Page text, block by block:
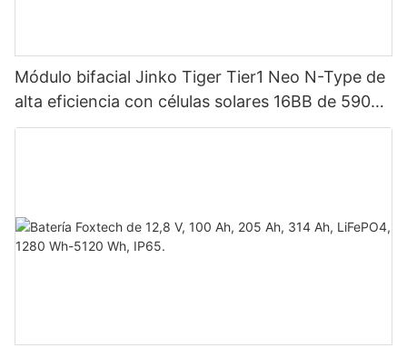
Módulo bifacial Jinko Tiger Tier1 Neo N-Type de
alta eficiencia con células solares 16BB de 590
vatios, 620 vatios, 630 vatios y 650 vatios con